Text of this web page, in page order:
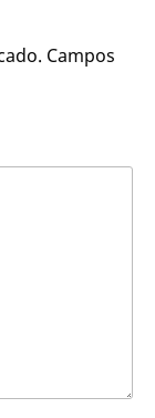
Campos